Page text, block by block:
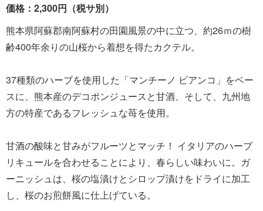
価格：2,300円（税サ別）
熊本県阿蘇郡南阿蘇村の田園風景の中に立つ、約26ｍの樹
齢400年余りの山桜から着想を得たカクテル。
37種類のハーブを使用した「マンチーノ ビアンコ」をベー
スに、熊本産のデコポンジュースと甘酒、そして、九州地
方の特産であるフレッシュな苺を使用。
甘酒の酸味と甘みがフルーツとマッチ！ イタリアのハーブ
リキュールを合わせることにより、春らしい味わいに。ガ
ーニッシュは、桜の塩漬けとシロップ漬けをドライに加工
し、桜のお煎餅風に仕上げている。